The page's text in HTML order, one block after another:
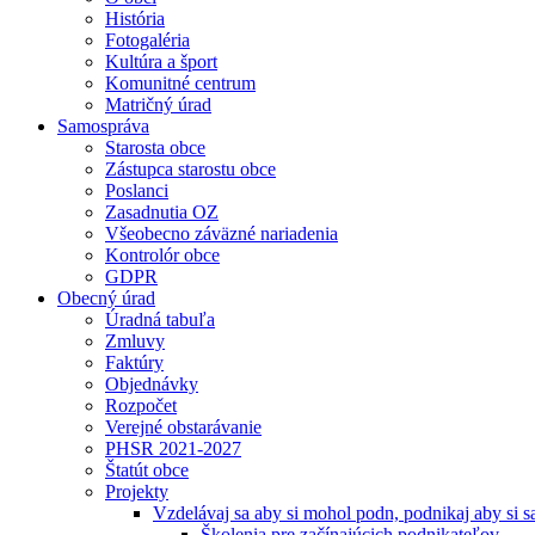
História
Fotogaléria
Kultúra a šport
Komunitné centrum
Matričný úrad
Samospráva
Starosta obce
Zástupca starostu obce
Poslanci
Zasadnutia OZ
Všeobecno záväzné nariadenia
Kontrolór obce
GDPR
Obecný úrad
Úradná tabuľa
Zmluvy
Faktúry
Objednávky
Rozpočet
Verejné obstarávanie
PHSR 2021-2027
Štatút obce
Projekty
Vzdelávaj sa aby si mohol podn, podnikaj aby si